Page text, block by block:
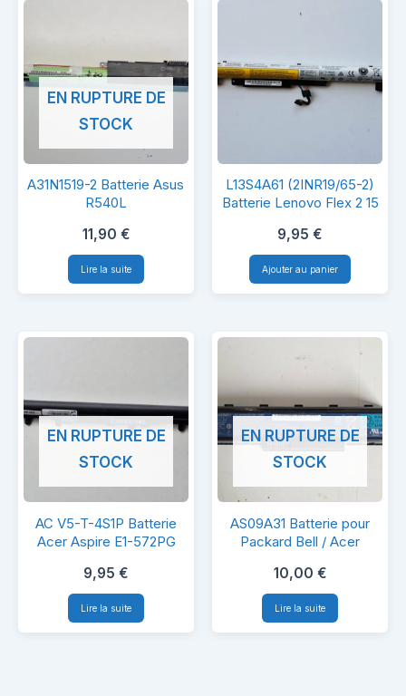
A31N1519-
2
Batterie
Asus
R540L
EN RUPTURE DE
STOCK
A31N1519-2 Batterie Asus
R540L
11,90 €
Lire la suite
L13S4A61
(2INR19/65-
2)
Batterie
Lenovo
2
15
L13S4A61 (2INR19/65-2)
Batterie Lenovo Flex 2 15
9,95 €
Ajouter au panier
AC
V5-
T-
4S1P
Batterie
EN RUPTURE DE
STOCK
AC V5-T-4S1P Batterie
Acer Aspire E1-572PG
9,95 €
Lire la suite
AS09A31
Batterie
pour
Packard
Bell
EN RUPTURE DE
STOCK
AS09A31 Batterie pour
Packard Bell / Acer
10,00 €
Lire la suite